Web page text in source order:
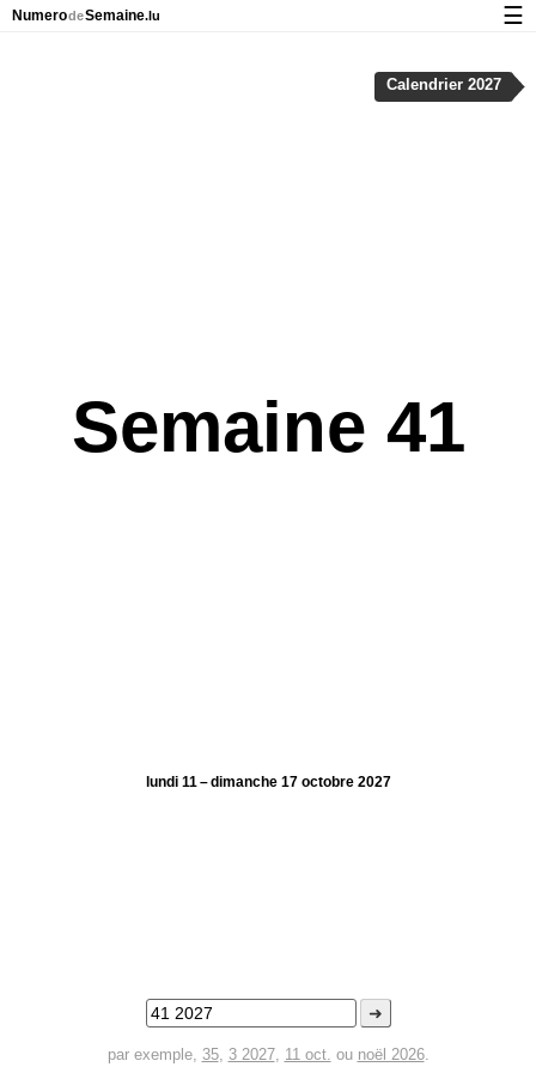
Semaine 41
lundi 11 – dimanche 17 octobre 2027
➜
par exemple, 35, 3 2027, 11 oct. ou noël 2026.
Calendrier 2027
NumerodeSemaine.lu ☰